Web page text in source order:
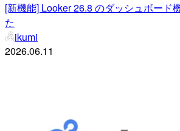
[新機能] Looker 26.8 のダッシュボード
た
ikumi
2026.06.11